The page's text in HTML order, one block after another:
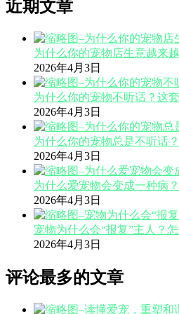
近期文章
为什么你的宠物店生意越来
2026年4月3日
为什么你的宠物不听话？这
2026年4月3日
为什么你的宠物总是不听话
2026年4月3日
为什么爱宠物会变成一种病
2026年4月3日
宠物为什么会“报复”主人？
2026年4月3日
评论最多的文章